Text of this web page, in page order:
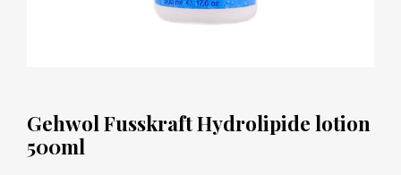
Gehwol Fusskraft Hydrolipide lotion
500ml